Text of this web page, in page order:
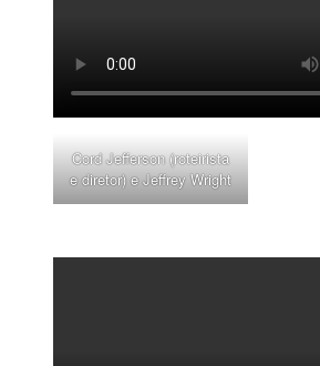
Cord Jefferson (roteirista
e diretor) e Jeffrey Wright